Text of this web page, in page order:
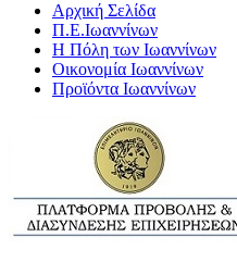
Αρχική Σελίδα
Π.Ε.Ιωαννίνων
Η Πόλη των Ιωαννίνων
Οικονομία Ιωαννίνων
Προϊόντα Ιωαννίνων